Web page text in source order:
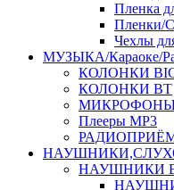
Пленка
Пленки/
Чехлы
МУЗЫКА/Караоке/
КОЛОНКИ
КОЛОНКИ BT
МИКРОФОНЫ
Плееры MP3
НАУШНИКИ